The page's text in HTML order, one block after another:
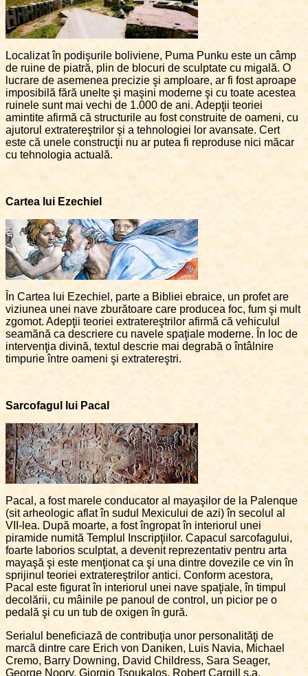
Localizat în podişurile boliviene, Puma Punku este un câmp
de ruine de piatră, plin de blocuri de sculptate cu migală. O
lucrare de asemenea precizie şi amploare, ar fi fost aproape
imposibilă fără unelte şi maşini moderne şi cu toate acestea
ruinele sunt mai vechi de 1.000 de ani. Adepţii teoriei
amintite afirmă că structurile au fost construite de oameni, cu
ajutorul extratereştrilor şi a tehnologiei lor avansate. Cert
este că unele construcţii nu ar putea fi reproduse nici măcar
cu tehnologia actuală.
Cartea lui Ezechiel
În Cartea lui Ezechiel, parte a Bibliei ebraice, un profet are
viziunea unei nave zburătoare care producea foc, fum şi mult
zgomot. Adepţii teoriei extratereştrilor afirmă că vehiculul
seamănă ca descriere cu navele spaţiale moderne. În loc de
intervenţia divină, textul descrie mai degrabă o întâlnire
timpurie între oameni şi extratereştri.
Sarcofagul lui Pacal
Pacal, a fost marele conducator al mayaşilor de la Palenque
(sit arheologic aflat în sudul Mexicului de azi) în secolul al
VII-lea. După moarte, a fost îngropat în interiorul unei
piramide numită Templul Inscripţiilor. Capacul sarcofagului,
foarte laborios sculptat, a devenit reprezentativ pentru arta
mayaşă şi este menţionat ca şi una dintre dovezile ce vin în
sprijinul teoriei extratereştrilor antici. Conform acestora,
Pacal este figurat în interiorul unei nave spaţiale, în timpul
decolării, cu mâinile pe panoul de control, un picior pe o
pedală şi cu un tub de oxigen în gură.
Serialul beneficiază de contribuţia unor personalităţi de
marcă dintre care Erich von Daniken, Luis Navia, Michael
Cremo, Barry Downing, David Childress, Sara Seager,
George Noory, Giorgio Tsoukalos, Robert Cargill ş.a.